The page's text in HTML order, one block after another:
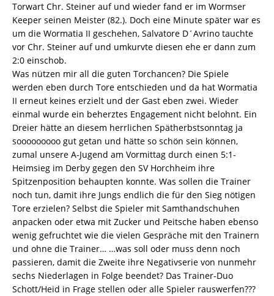
Torwart Chr. Steiner auf und wieder fand er im Wormser
Keeper seinen Meister (82.). Doch eine Minute später war es
um die Wormatia II geschehen, Salvatore D´Avrino tauchte
vor Chr. Steiner auf und umkurvte diesen ehe er dann zum
2:0 einschob.
Was nützen mir all die guten Torchancen? Die Spiele
werden eben durch Tore entschieden und da hat Wormatia
II erneut keines erzielt und der Gast eben zwei. Wieder
einmal wurde ein beherztes Engagement nicht belohnt. Ein
Dreier hätte an diesem herrlichen Spätherbstsonntag ja
sooooooooo gut getan und hätte so schön sein können,
zumal unsere A-Jugend am Vormittag durch einen 5:1-
Heimsieg im Derby gegen den SV Horchheim ihre
Spitzenposition behaupten konnte. Was sollen die Trainer
noch tun, damit ihre Jungs endlich die für den Sieg nötigen
Tore erzielen? Selbst die Spieler mit Samthandschuhen
anpacken oder etwa mit Zucker und Peitsche haben ebenso
wenig gefruchtet wie die vielen Gespräche mit den Trainern
und ohne die Trainer… …was soll oder muss denn noch
passieren, damit die Zweite ihre Negativserie von nunmehr
sechs Niederlagen in Folge beendet? Das Trainer-Duo
Schott/Heid in Frage stellen oder alle Spieler rauswerfen??? 